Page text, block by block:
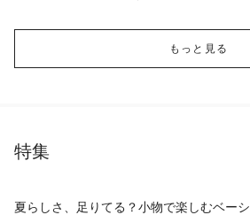
もっと見る
特集
夏らしさ、足りてる？小物で楽しむベー